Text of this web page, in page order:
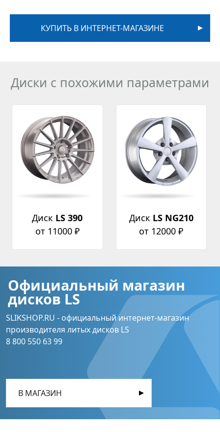
КУПИТЬ В ИНТЕРНЕТ-МАГАЗИНЕ
Диски с похожими параметрами
Диск LS 390
от 11000 ₽
Диск LS NG210
от 12000 ₽
Официальный магазин
дисков LS
SLIKSHOP.RU - официальный интернет-магазин
производителя литых дисков LS
8 800 550 63 99
В МАГАЗИН